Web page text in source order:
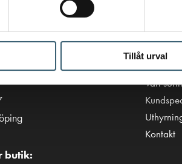
Tillåt urval
butik:
Viktiga
Vårt
Kontakt